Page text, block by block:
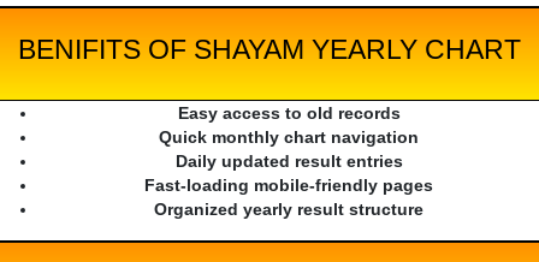
BENIFITS OF SHAYAM YEARLY CHART
Easy access to old records
Quick monthly chart navigation
Daily updated result entries
Fast-loading mobile-friendly pages
Organized yearly result structure